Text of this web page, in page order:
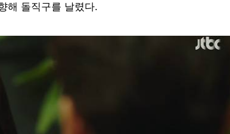
해 돌직구를 날렸다.